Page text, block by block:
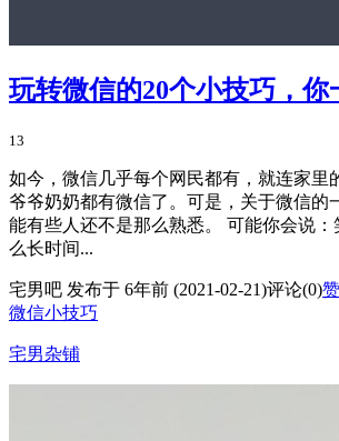
玩转微信的20个小技巧，你
13
如今，微信几乎每个网民都有，就连家里
爷爷奶奶都有微信了。可是，关于微信的
能有些人还不是那么熟悉。 可能你会说
么长时间...
宅男吧 发布于 6年前 (2021-02-21)评论(0)
微信小技巧
宅男杂铺